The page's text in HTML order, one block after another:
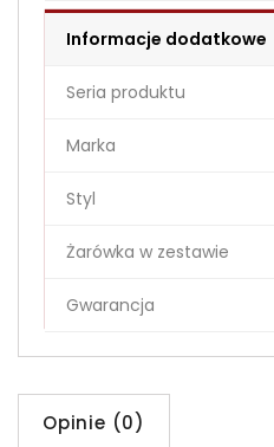
Informacje dodatkowe
Seria produktu
Marka
Styl
Żarówka w zestawie
Gwarancja
Opinie (0)